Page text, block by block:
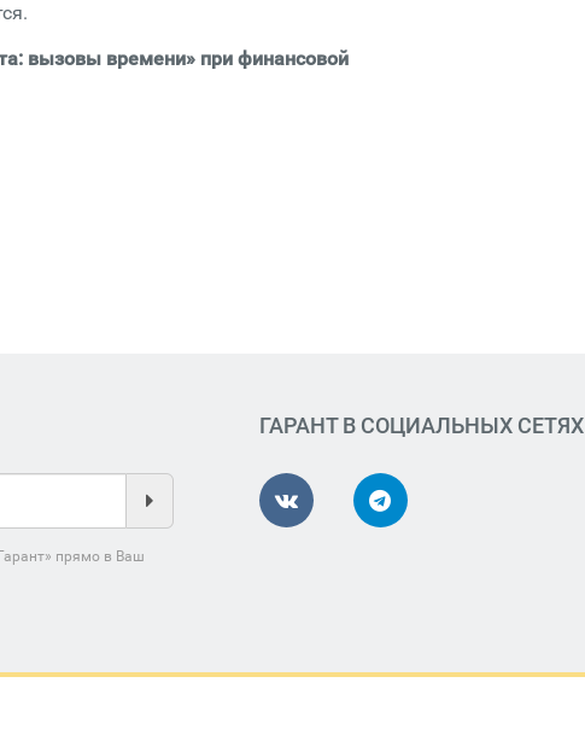
вызовы времени» при финансовой
прямо в Ваш
ГАРАНТ В СОЦИАЛЬНЫХ СЕТЯХ